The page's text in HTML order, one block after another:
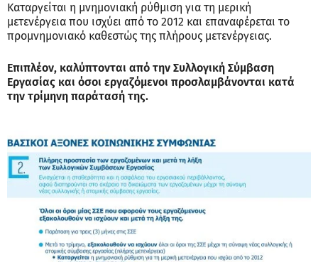
Καταργείται η μνημονιακή ρύθμιση για τη μερική
μετενέργεια που ισχύει από το 2012 και επαναφέρεται το
προμνημονιακό καθεστώς της πλήρους μετενέργειας.
Επιπλέον, καλύπτονται από την Συλλογική Σύμβαση
Εργασίας και όσοι εργαζόμενοι προσλαμβάνονται κατά
την τρίμηνη παράτασή της.